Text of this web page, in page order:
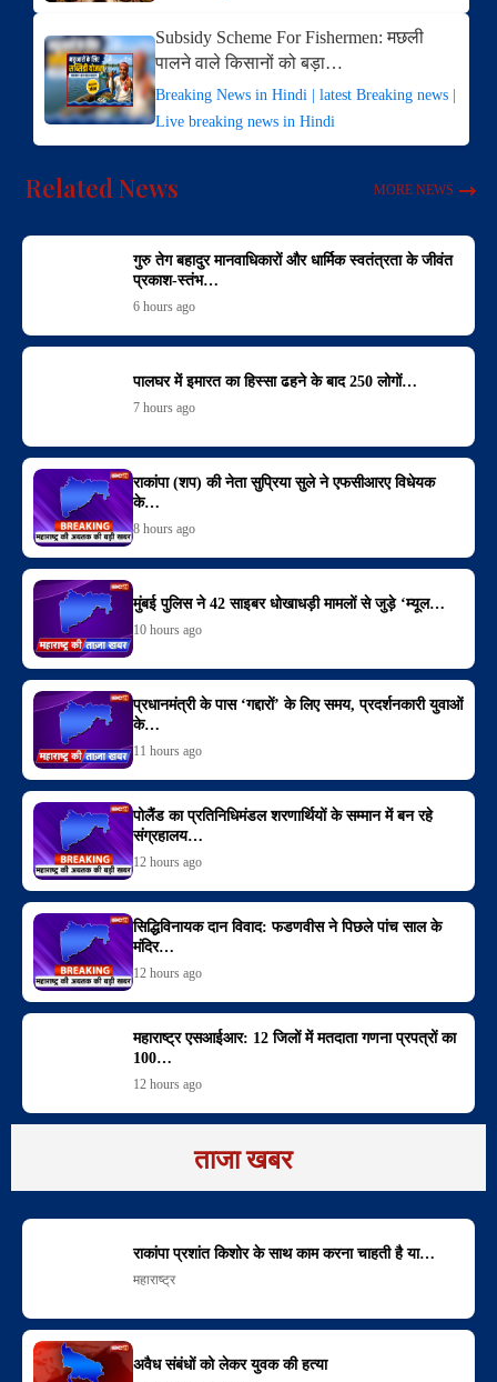
Subsidy Scheme For Fishermen: मछली
पालने वाले किसानों को बड़ा…
Breaking News in Hindi | latest Breaking news |
Live breaking news in Hindi
Related News MORE NEWS
गुरु तेग बहादुर मानवाधिकारों और धार्मिक स्वतंत्रता के जीवंत
प्रकाश-स्तंभ…
6 hours ago
पालघर में इमारत का हिस्सा ढहने के बाद 250 लोगों…
7 hours ago
राकांपा (शप) की नेता सुप्रिया सुले ने एफसीआरए विधेयक
के…
8 hours ago
मुंबई पुलिस ने 42 साइबर धोखाधड़ी मामलों से जुड़े ‘म्यूल…
10 hours ago
प्रधानमंत्री के पास ‘गद्दारों’ के लिए समय, प्रदर्शनकारी युवाओं
के…
11 hours ago
पोलैंड का प्रतिनिधिमंडल शरणार्थियों के सम्मान में बन रहे
संग्रहालय…
12 hours ago
सिद्धिविनायक दान विवाद: फडणवीस ने पिछले पांच साल के
मंदिर…
12 hours ago
महाराष्ट्र एसआईआर: 12 जिलों में मतदाता गणना प्रपत्रों का
100…
12 hours ago
ताजा खबर
राकांपा प्रशांत किशोर के साथ काम करना चाहती है या…
महाराष्ट्र
अवैध संबंधों को लेकर युवक की हत्या